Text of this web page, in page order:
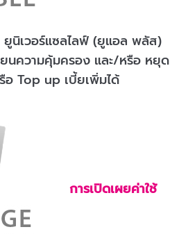
ยูนิเวอร์แซลไลฟ์ (ยูแอล พลัส)
นความคุ้มครอง และ/หรือ หยุด
อ Top up เบี้ยเพิ่มได้
การเปิดเผยค่าใช้